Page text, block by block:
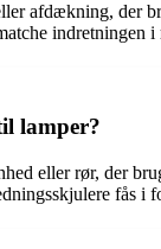
afdækning, der
indretningen i
lamper?
eller rør, der
fås